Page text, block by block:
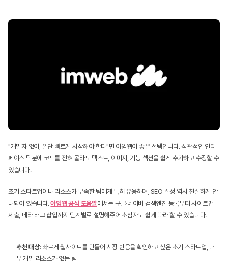
"개발자 없이, 일단 빠르게 시작해야 한다"면 아임웹이 좋은 선택입니다. 직관적인 인터
페이스 덕분에 코드를 전혀 몰라도 텍스트, 이미지, 기능 섹션을 쉽게 추가하고 수정할 수
있습니다.
초기 스타트업이나 리소스가 부족한 팀에게 특히 유용하며, SEO 설정 역시 친절하게 안
내되어 있습니다. 아임웹 공식 도움말에서는 구글·네이버 검색엔진 등록부터 사이트맵
제출, 메타 태그 삽입까지 단계별로 설명해주어 초심자도 쉽게 따라 할 수 있습니다.
추천 대상: 빠르게 웹사이트를 만들어 시장 반응을 확인하고 싶은 초기 스타트업, 내
부 개발 리소스가 없는 팀